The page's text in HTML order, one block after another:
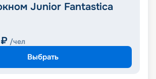
Junior Fantastica
₽ /чел
Выбрать